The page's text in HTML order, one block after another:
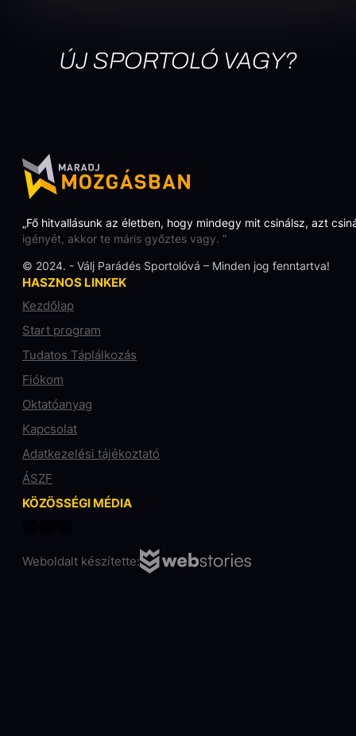
ÚJ SPORTOLÓ VAGY?
„Fő hitvallásunk az életben, hogy mindegy mit csinálsz, azt
igényét, akkor te máris győztes vagy. ”
© 2024. - Válj Parádés Sportolóvá – Minden jog fenntartva!
HASZNOS LINKEK
Kezdőlap
Start program
Tudatos Táplálkozás
Fiókom
Oktatóanyag
Kapcsolat
Adatkezelési tájékoztató
ÁSZF
KÖZÖSSÉGI MÉDIA
Weboldalt készítette: